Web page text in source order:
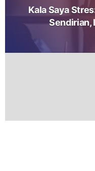
Kala Saya
Sendirian,